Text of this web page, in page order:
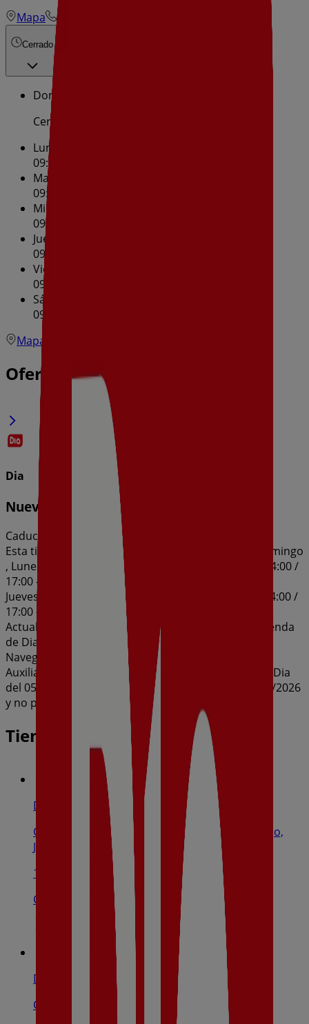
Mapa
681012178
Cerrado
Domingo
Cerrado
Lunes
09:00 - 14:00
Martes
09:00 - 14:00
Miércoles
09:00 - 14:00
Jueves
09:00 - 14:00
Viernes
09:00 - 14:00
Sábado
09:00 - 14:00
Mapa
Ofertas de Dia en Jamilena
Dia
Nueva Calidad Dia del 05/08 al 11/08
Caduca el 11/8
Esta tienda de Dia tiene los siguientes horarios: Domingo
, Lunes 09:00 - 14:00 / 17:00 - 21:00, Martes 09:00 - 14:00 /
17:00 - 21:00, Miércoles 09:00 - 14:00 / 17:00 - 21:00,
Jueves 09:00 - 14:00 / 17:00 - 21:00, Viernes 09:00 - 14:00 /
17:00 - 21:00, Sábado 09:00 - 14:00 / 17:00 - 21:00
Actualmente hay 1 catálogos disponibles en esta tienda
de Dia.
Navega por el último catálogo de Dia en Calle Maria
Auxiliadora Esquina Calle Egido Bajo Nueva Calidad Dia
del 05/08 al 11/08 que es válido del 5/8/2026 al 11/8/2026
y no pares de ahorrar.
Tiendas más cercanas
Dia
Calle Maria Auxiliadora Esquina Calle Egido Bajo,
Jamilena
133 m
Cerrado
Dia
C/ San Bartolomé, Nº34, Torre Del Campo